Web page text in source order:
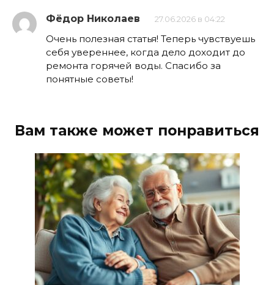
Фёдор Николаев 27.06.2026 в 04:22
Очень полезная статья! Теперь чувствуешь
себя увереннее, когда дело доходит до
ремонта горячей воды. Спасибо за
понятные советы!
Вам также может понравиться